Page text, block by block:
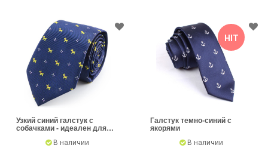
Узкий синий галстук с
собачками - идеален для
В наличии
HIT
Галстук темно-синий с
якорями
В наличии